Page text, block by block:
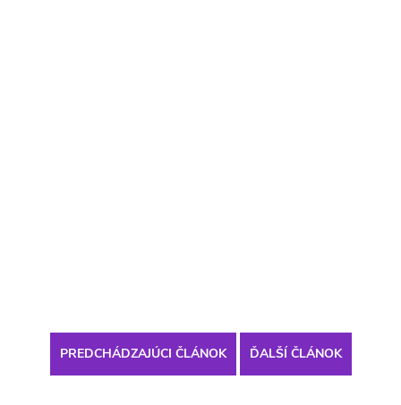
PREDCHÁDZAJÚCI ČLÁNOK ĎALŠÍ ČLÁNOK